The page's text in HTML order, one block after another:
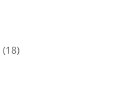
(18)